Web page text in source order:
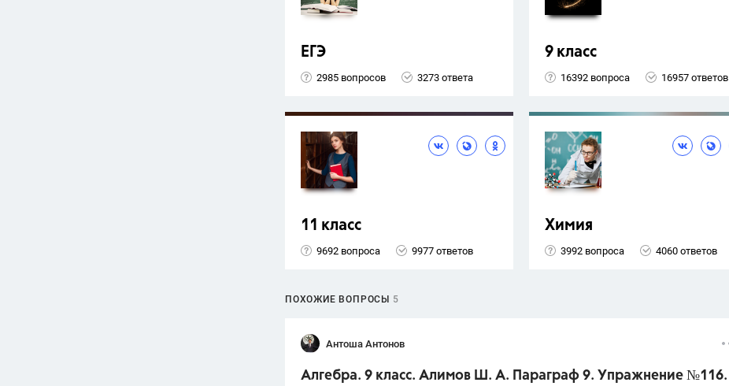
ЕГЭ
2985 вопросов 3273 ответа
9 класс
16392 вопроса 16957 ответов
11 класс
9692 вопроса 9977 ответов
Химия
3992 вопроса 4060 ответов
ПОХОЖИЕ ВОПРОСЫ 5
Антоша Антонов
Алгебра. 9 класс. Алимов Ш. А. Параграф 9. Упражнение №116.